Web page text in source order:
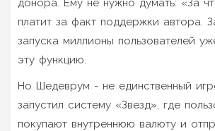
донора. Ему не нужно думать: «За
платит за факт поддержки автора.
запуска миллионы пользователей
эту функцию.
Но Шедеврум - не единственный
запустил систему «Звезд», где
покупают внутреннюю валюту и